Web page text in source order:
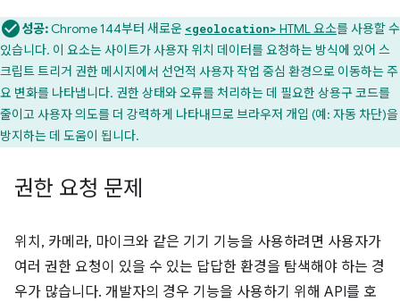
성공:Chrome 144부터 새로운 <geolocation> HTML 요소를 사용할 수
있습니다. 이 요소는 사이트가 사용자 위치 데이터를 요청하는 방식에 있어 스
크립트 트리거 권한 메시지에서 선언적 사용자 작업 중심 환경으로 이동하는 주
요 변화를 나타냅니다. 권한 상태와 오류를 처리하는 데 필요한 상용구 코드를
줄이고 사용자 의도를 더 강력하게 나타내므로 브라우저 개입 (예: 자동 차단)을
방지하는 데 도움이 됩니다.
권한 요청 문제
위치, 카메라, 마이크와 같은 기기 기능을 사용하려면 사용자가
여러 권한 요청이 있을 수 있는 답답한 환경을 탐색해야 하는 경
우가 많습니다. 개발자의 경우 기능을 사용하기 위해 API를 호